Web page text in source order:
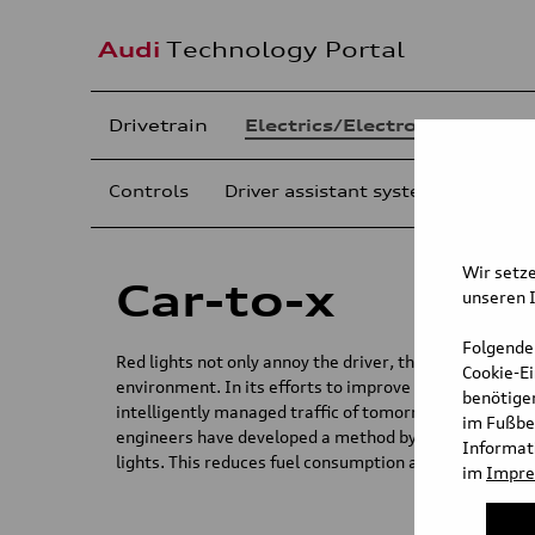
Audi Technology Portal
Drivetrain Electrics/Electronics
Controls Driver assistant systems
Car-to-x
Red lights not only annoy the driver, they also have a
environment. In its efforts to improve efficiency, Audi
intelligently managed traffic of tomorrow. As part of
engineers have developed a method by which the
lights. This reduces fuel consumption and
Wir
unseren
Cookie-
im
im